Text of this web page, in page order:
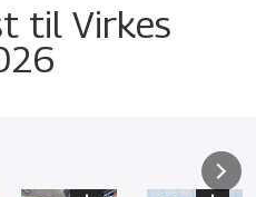
til Virkes